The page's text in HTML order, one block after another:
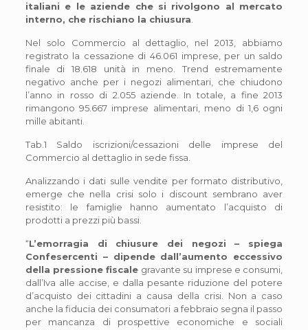
italiani e le aziende che si rivolgono al mercato
interno, che rischiano la chiusura
Nel solo Commercio al dettaglio, nel 2013, abbiamo
registrato la cessazione di 46.061 imprese, per un saldo
finale di 18.618 unità in meno. Trend estremamente
negativo anche per i negozi alimentari, che chiudono
l’anno in rosso di 2.055 aziende. In totale, a fine 2013
rimangono 95.667 imprese alimentari, meno di 1,6 ogni
mille abitanti.
Tab.1 Saldo iscrizioni/cessazioni delle imprese del
Commercio al dettaglio in sede fissa.
Analizzando i dati sulle vendite per formato distributivo,
emerge che nella crisi solo i discount sembrano aver
resistito: le famiglie hanno aumentato l’acquisto di
prodotti a prezzi più bassi.
“L’emorragia di chiusure dei negozi – spiega
Confesercenti – dipende dall’aumento eccessivo
della pressione fiscale gravante su imprese e consumi,
dall’Iva alle accise, e dalla pesante riduzione del potere
d’acquisto dei cittadini a causa della crisi. Non a caso
anche la fiducia dei consumatori a febbraio segna il passo
per mancanza di prospettive economiche e sociali